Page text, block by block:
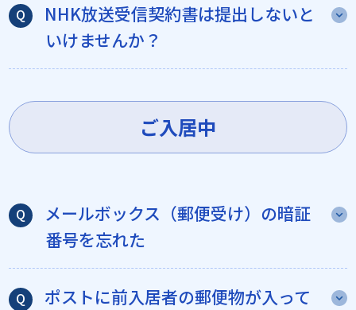
NHK放送受信契約書は提出しないと
いけませんか？
ご入居中
メールボックス（郵便受け）の暗証
番号を忘れた
ポストに前入居者の郵便物が入って